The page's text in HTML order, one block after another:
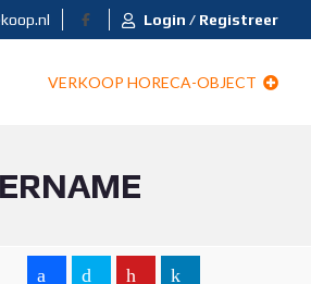
Login / Registreer
VERKOOP HORECA-OBJECT